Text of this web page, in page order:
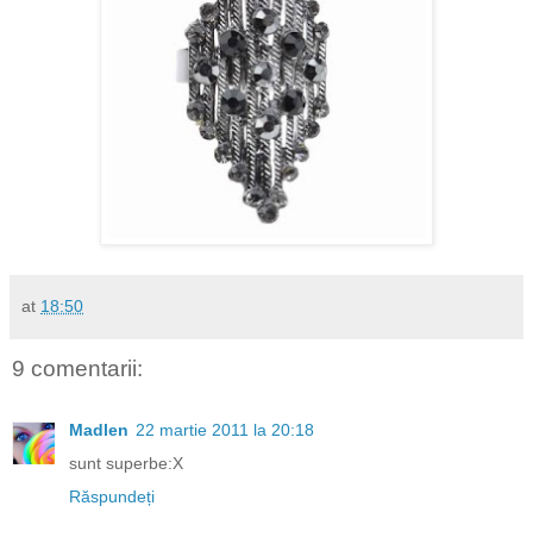
at 18:50
9 comentarii:
Madlen 22 martie 2011 la 20:18
sunt superbe:X
Răspundeți